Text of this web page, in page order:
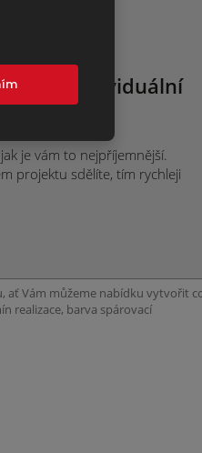
o individuální
je vám to nejpříjemnější.
projektu sdělíte, tím rychleji